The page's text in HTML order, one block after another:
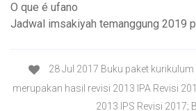
O que é ufano
Jadwal imsakiyah temanggung 2019
28 Jul 2017 Buku paket
merupakan hasil revisi 2013 IPA Revisi
2013 IPS Revisi 2017;